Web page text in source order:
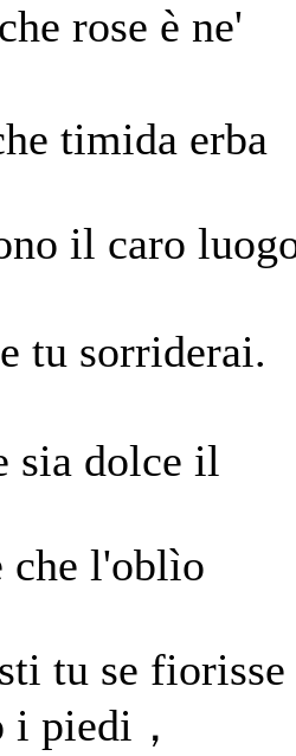
rose è ne'
timida erba
il caro
tu sorriderai.
sia dolce il
che l'oblìo
tu se fiorisse
piedi，